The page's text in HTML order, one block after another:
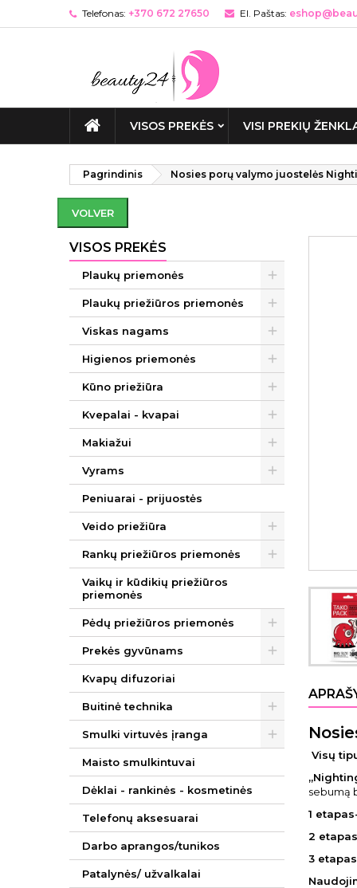
Telefonas: +370 672 27650 El. Paštas:
VISOS PREKĖS VISI PREKIŲ
Pagrindinis Nosies porų valymo juostelės
VOLVER
VISOS PREKĖS
Plaukų priemonės
Plaukų priežiūros priemonės
Viskas nagams
Higienos priemonės
Kūno priežiūra
Kvepalai - kvapai
Makiažui
Vyrams
Peniuarai - prijuostės
Veido priežiūra
Rankų priežiūros priemonės
Vaikų ir kūdikių priežiūros
priemonės
Pėdų priežiūros priemonės
Prekės gyvūnams
Kvapų difuzoriai
Buitinė technika
Smulki virtuvės įranga
Maisto smulkintuvai
Dėklai - rankinės - kosmetinės
Telefonų aksesuarai
Darbo aprangos/tunikos
Patalynės/ užvalkalai
Visų
sebumą
1
2 etapas
3 etapas